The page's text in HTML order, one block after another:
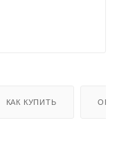
КАК КУПИТЬ